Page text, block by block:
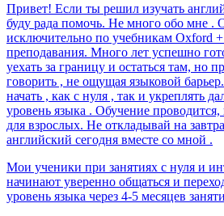
Привет! Если ты решил изучать
буду рада помочь. Не много обо мне .
исключительно по учебникам Oxford +
преподавания. Много лет успешно
уехать за границу и остаться там, но
говорить , не ощущая языковой
начать , как с нуля , так и укреплять
уровень языка . Обучение проводится,
для взрослых. Не откладывай на
английский сегодня вместе со мной .
Мои ученики при занятиях с нуля и
начинают уверенно общаться и
уровень языка через 4-5 месяцев